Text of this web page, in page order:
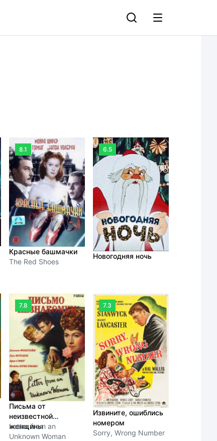
8.1
Красные башмачки
The Red Shoes
6.5
Новогодняя ночь
7.8
Письма от
неизвестной
женщины
Letter from an
Unknown Woman
7.3
Извините, ошиблись
номером
Sorry, Wrong Number